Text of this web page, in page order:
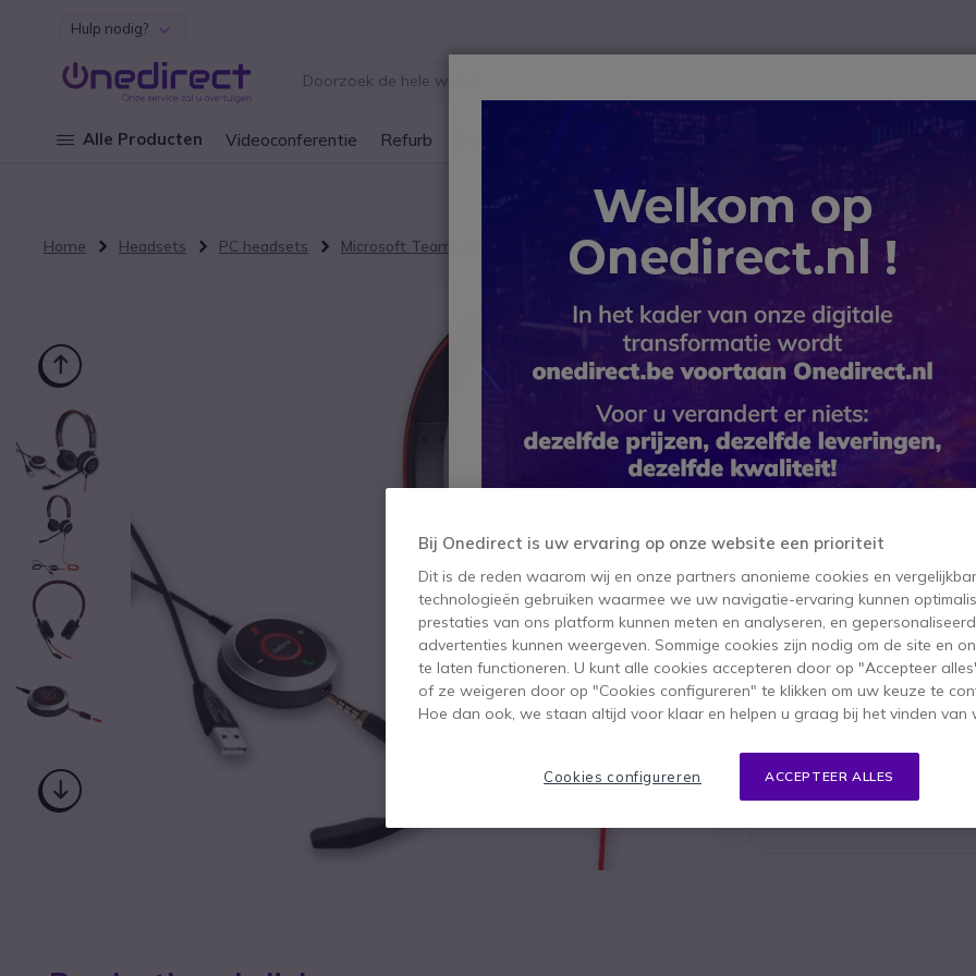
Ga naar de inhoud
Hulp nodig?
Alle Producten Videoconferentie Refurb Waarom
B2B-webshop – Minimale bestelwaarde: 300 € (excl. btw)
Home Headsets PC headsets Microsoft Teams headset Jabra Evolve 40 MS Duo
Jabra
SKU GNEVOL40DM // Referentie
Professionele bedrade
microfoon,
4.7 van 50 Reviews
Dit product wordt niet
Jabra
143,95 €
Bekijk
Bij Onedirect is uw ervaring op onze website een prioriteit
Dit is de reden waarom wij en onze partners anonieme cookies en
technologieën gebruiken waarmee we uw navigatie-ervaring kunnen
prestaties van ons platform kunnen meten en analyseren, en
advertenties kunnen weergeven. Sommige cookies zijn nodig om de site en
te laten functioneren. U kunt alle cookies accepteren door op "Accepteer
of ze weigeren door op "Cookies configureren" te klikken om uw keuze te
Hoe dan ook, we staan altijd voor klaar en helpen u graag bij het vinden van
ACCEPTEER ALLES
Cookies configureren